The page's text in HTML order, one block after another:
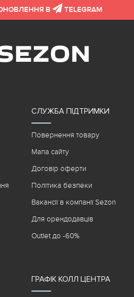
В TELEGRAM
СЛУЖБА ПІДТРИМКИ
Повернення товару
Мапа сайту
Договір оферти
Політика безпеки
Вакансії в компанії Sezon
Для орендодавців
Outlet до -60%
ГРАФІК КОЛЛ ЦЕНТРА